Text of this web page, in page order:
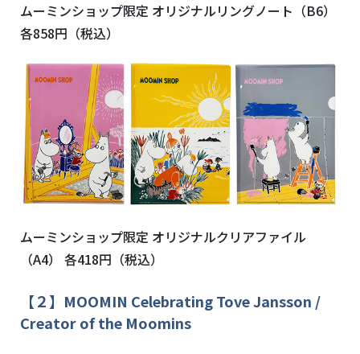
ムーミンショップ限定 オリジナルリングノート（B6）
各858円（税込）
ムーミンショップ限定 オリジナルクリアファイル
（A4） 各418円（税込）
【２】 MOOMIN Celebrating Tove Jansson /
Creator of the Moomins